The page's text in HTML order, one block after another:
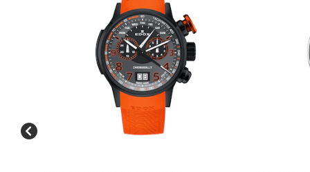
Podobnie jak czas, szwajcarska marka zegarmistrzowska
nigdy nie stoi w miejscu. Sama nazwa Edox zresztą wywodzi
się z języka greckiego i znaczy tyle, co odmierzanie czasu.
Marka Edox od ponad 140 lat nieprzerwanie produkuje
swoje zegarki. Cechuje ją stabilna pozycja i międzynarodowy
prestiż. To obecnie jedna z niewielu rodzinnych szwajcarskich
firm zegarkowych, której historię znaczą liczne kultowe modele,
jak chociażby najcieńszy na świecie zegarek kwarcowy
z datownikiem. Marka słynie między innymi z bardzo wysokiej
jakości wodoodpornych czasomierzy i ręcznie wykańczanych